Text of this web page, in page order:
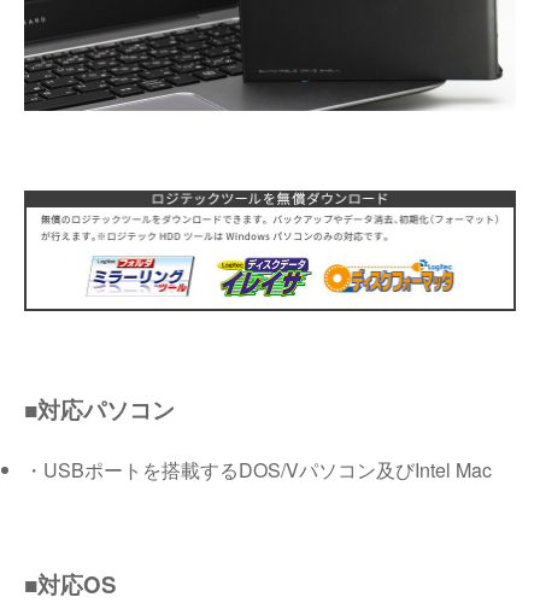
■対応パソコン
・USBポートを搭載するDOS/Vパソコン及びIntel Mac
■対応OS